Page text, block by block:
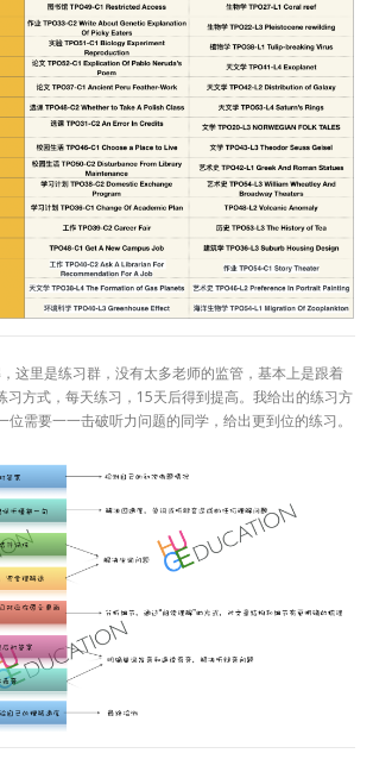
这里是练习群，没有太多老师的监管，基本上是跟着
方式，每天练习，15天后得到提高。我给出的练习方
需要一一击破听力问题的同学，给出更到位的练习。